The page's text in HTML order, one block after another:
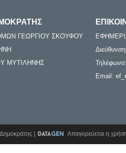
ΓΕΩΡΓΙΟΥ ΣΚΟΥΦΟΥ
ΜΥΤΙΛΗΝΗΣ
Email:
| Απαγορεύεται η